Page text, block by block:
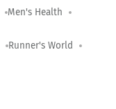
Men's Health
Runner's World